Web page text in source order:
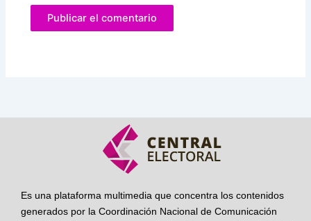
Es una plataforma multimedia que concentra los contenidos
generados por la Coordinación Nacional de Comunicación